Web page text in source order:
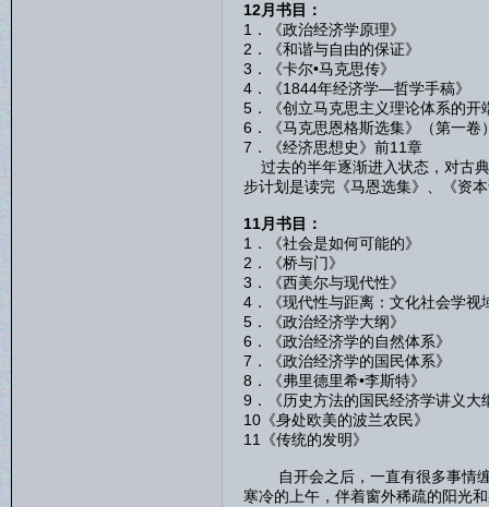
12月书目：
1．《政治经济学原
2．《和谐与自由的保
3．《卡尔•马克思传
4．《1844年经济学—哲
5．《创立马克思主义理论
6．《马克思恩格斯选集》（
7．《经济思想史》前11
过去的半年逐渐进入状态，对古
步计划是读完《马恩选集》、《资
11月书目：
1．《社会是如何可能
2．《桥与门》
3．《西美尔与现
4．《现代性与距离：文化社会
5．《政治经济学大
6．《政治经济学的自
7．《政治经济学的国
8．《弗里德里希•李斯
9．《历史方法的国民经济
10《身处欧美的波兰农
11《传统的发明》
自开会之后，一直有很多事情缠
寒冷的上午，伴着窗外稀疏的阳光